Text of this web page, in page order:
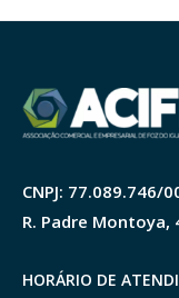
CNPJ: 77.089.746/
R. Padre Montoya,
HORÁRIO DE